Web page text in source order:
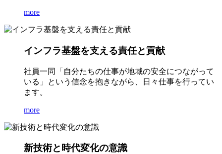
more
インフラ基盤を支える責任と貢献
社員一同「自分たちの仕事が地域の安全につながって
いる」という信念を抱きながら、日々仕事を行ってい
ます。
more
新技術と時代変化の意識